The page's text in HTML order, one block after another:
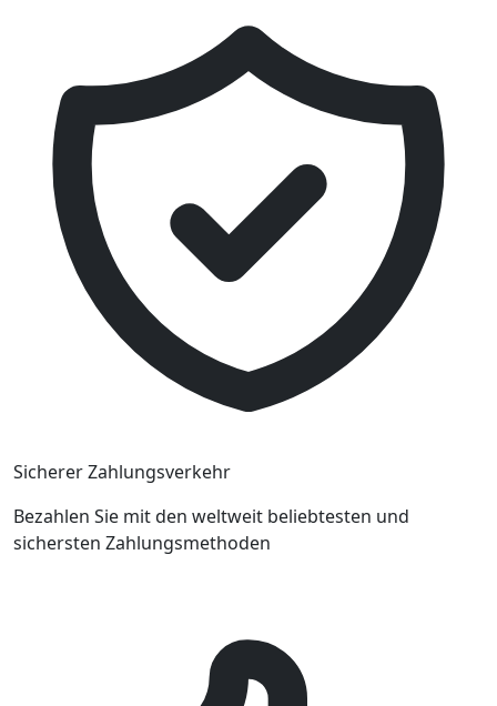
Sicherer Zahlungsverkehr
Bezahlen Sie mit den weltweit beliebtesten und
sichersten Zahlungsmethoden